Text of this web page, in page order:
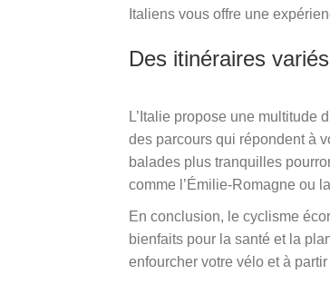
Italiens vous offre une
Des itinéraires
L’Italie propose une multitude
des parcours qui répondent à
balades plus tranquilles
comme l’Émilie-Romagne ou
En conclusion, le cyclisme
bienfaits pour la santé et la
enfourcher votre vélo et à